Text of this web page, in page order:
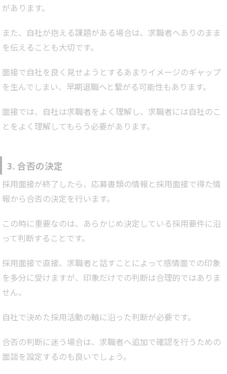
があります。
また、自社が抱える課題がある場合は、求職者へありのまま
を伝えることも大切です。
面接で自社を良く見せようとするあまりイメージのギャップ
を生んでしまい、早期退職へと繋がる可能性もあります。
面接では、自社は求職者をよく理解し、求職者には自社のこ
とをよく理解してもらう必要があります。
3. 合否の決定
採用面接が終了したら、応募書類の情報と採用面接で得た情
報から合否の決定を行います。
この時に重要なのは、あらかじめ決定している採用要件に沿
って判断することです。
採用面接で直接、求職者と話すことによって感情面での印象
を多分に受けますが、印象だけでの判断は合理的ではありま
せん。
自社で決めた採用活動の軸に沿った判断が必要です。
合否の判断に迷う場合は、求職者へ追加で確認を行うための
面談を設定するのも良いでしょう。